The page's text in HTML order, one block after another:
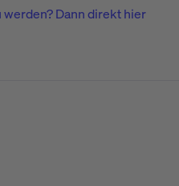
werden? Dann direkt hier